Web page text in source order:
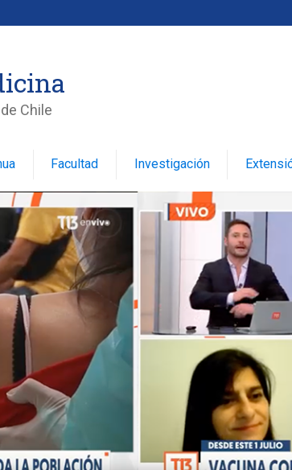
Chile
Facultad Investigación